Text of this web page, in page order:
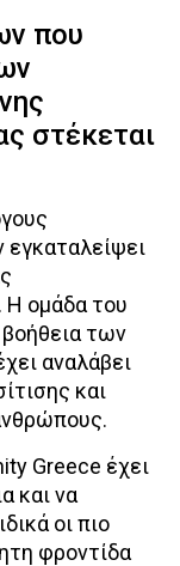
που
στέκεται
εγκαταλείψει
Η ομάδα του
των
αναλάβει
και
Greece έχει
και να
οι πιο
φροντίδα